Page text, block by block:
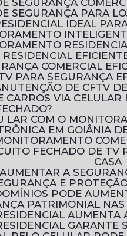
SEGURANÇA
SEGURANÇA PARA
IDEAL
COMERCIAL
PARA SEGURANÇA
DE CFTV
VIA CELULAR
LAR COM O
EM GOIÂNIA
CASA
A
E
PODE
PATRIMONIAL
AUMENTA